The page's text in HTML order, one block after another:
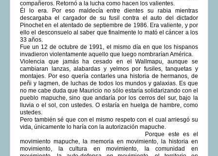
compañeros. Retornó a la lucha como hacen los valientes.
Él lo era. Por eso maldecía entre dientes su rabia mientras
descargaba el cargador de su fusil contra el auto del dictador
Pinochet en el atentado de septiembre de 1986. Era valiente, y por
ello el desconsuelo al saber que finalmente lo mató el cáncer a los
33 años.
Fue un 12 de octubre de 1991, el mismo día en que los hispanos
invadieron violentamente aquello que luego nombrarían América.
Violencia que jamás ha cesado en el Wallmapu, aunque se
cambiaran lanzas, alabardas y yelmos por fusiles, tanquetas y
montajes. Por eso quería contarles una historia de hermanos, de
peñi y lagmen, de luchas de todos los mundos y galaxias. Es que
no me cabe duda que Mauricio no sólo estaría solidarizando con el
pueblo mapuche, sino que andaría por los cerros del sur, bajo la
lluvia o el sol, con ustedes. O estaría en huelga de hambre, como
ustedes.
Pero también sé que con el mismo respeto con el cual arriesgó su
vida, únicamente lo haría con la autorización mapuche.
Porque este es el
movimiento mapuche, la memoria en movimiento, la historia en
movimiento, la cultura en movimiento, la comunidad en